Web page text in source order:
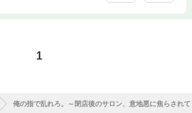
1
俺の指で乱れろ。～閉店後のサロン、意地悪に焦らされ